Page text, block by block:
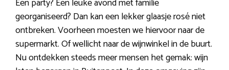
Een party? Een leuke avond met familie
georganiseerd? Dan kan een lekker glaasje rosé niet
ontbreken. Voorheen moesten we hiervoor naar de
supermarkt. Of wellicht naar de wijnwinkel in de buurt.
Nu ontdekken steeds meer mensen het gemak: wijn